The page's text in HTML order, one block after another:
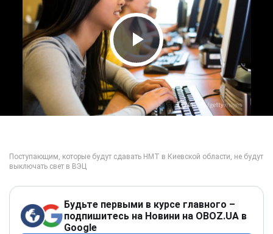
Play Video
Будьте первыми в курсе главного –
подпишитесь на Новини на OBOZ.UA в
Google